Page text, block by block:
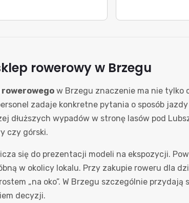
rowerowy w Brzegu
rowerowego w Brzegu znaczenie ma nie tylko
zadaje konkretne pytania o sposób
dłuższych wypadów w stronę lasów pod
czy górski.
się do prezentacji modeli na ekspozycji.
w okolicy lokalu. Przy zakupie roweru dla
„na oko”. W Brzegu szczególnie
decyzji.